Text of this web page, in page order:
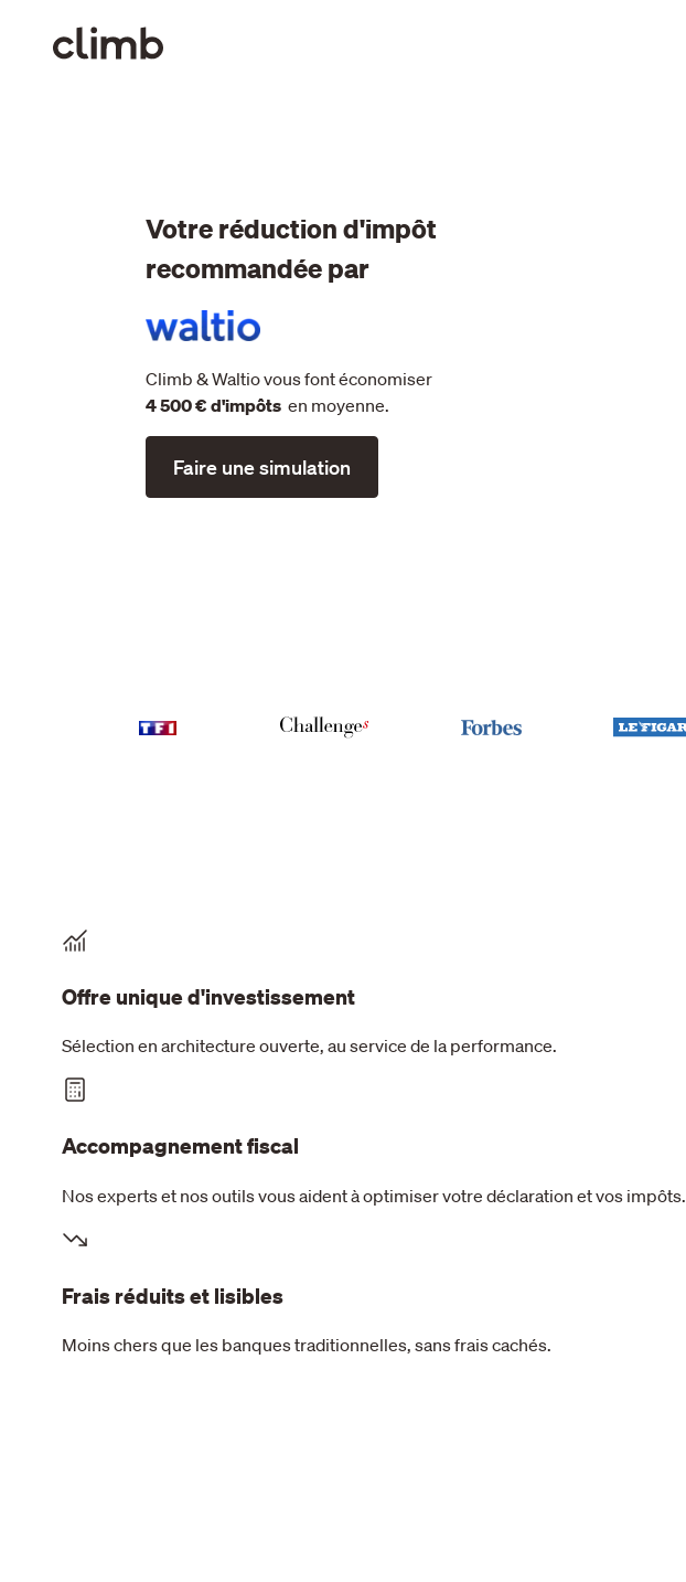
Votre réduction d'impôt
recommandée par
Climb &Waltiovous font économiser
4 500 € d'impôts en moyenne.
Faire une simulation
Offre unique d'investissement
Sélection en architecture ouverte, au service de la performance.
Accompagnement fiscal
Nos experts et nos outils vous aident à optimiser votre déclaration et vos impôts.
Frais réduits et lisibles
Moins chers que les banques traditionnelles, sans frais cachés.